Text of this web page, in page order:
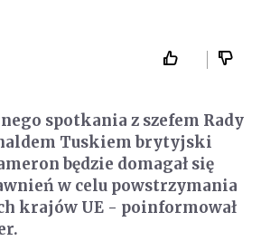
spotkania z szefem Rady
Tuskiem brytyjski
będzie domagał się
w celu powstrzymania
krajów UE - poinformował